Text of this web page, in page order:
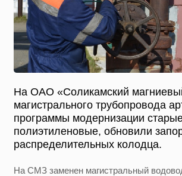
На ОАО «Соликамский
магистрального трубопровода
программы модернизации
полиэтиленовые, обновили
распределительных колодца.
На СМЗ заменен магистральный